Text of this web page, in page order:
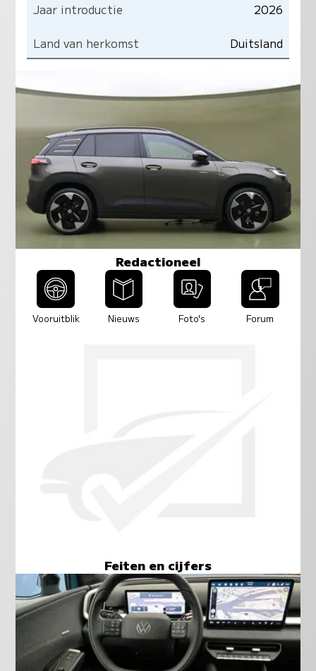
Jaar introductie
2026
Land van herkomst
Duitsland
Redactioneel
Vooruitblik Nieuws Foto's Forum
Feiten en cijfers